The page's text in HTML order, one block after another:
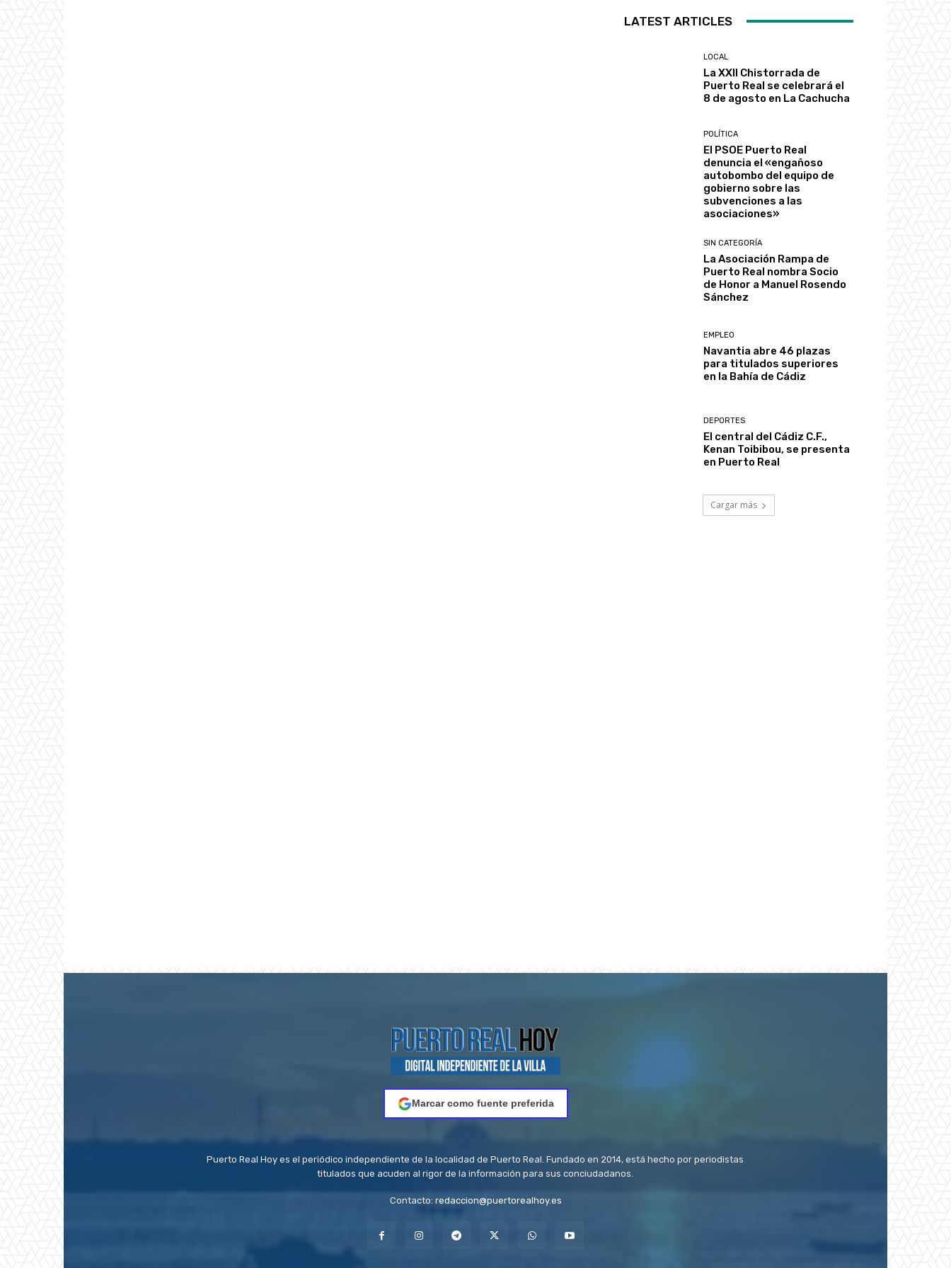
LATEST ARTICLES
LOCAL
La XXII Chistorrada de
Puerto Real se celebrará el
8 de agosto en La Cachucha
POLÍTICA
El PSOE Puerto Real
denuncia el «engañoso
autobombo del equipo de
gobierno sobre las
subvenciones a las
asociaciones»
SIN CATEGORÍA
La Asociación Rampa de
Puerto Real nombra Socio
de Honor a Manuel Rosendo
Sánchez
EMPLEO
Navantia abre 46 plazas
para titulados superiores
en la Bahía de Cádiz
DEPORTES
El central del Cádiz C.F.,
Kenan Toibibou, se presenta
en Puerto Real
Cargar más
Marcar como fuente preferida
Puerto Real Hoy es el periódico independiente de la localidad de Puerto Real. Fundado en 2014, está hecho por periodistas
titulados que acuden al rigor de la información para sus conciudadanos.
Contacto: redaccion@puertorealhoy.es